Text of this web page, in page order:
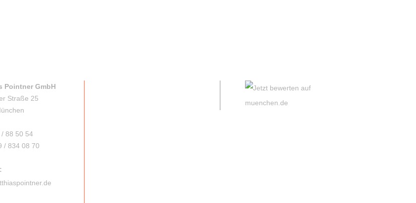
Pointner GmbH
Straße 25
/ 88 50 54
/ 834 08 70